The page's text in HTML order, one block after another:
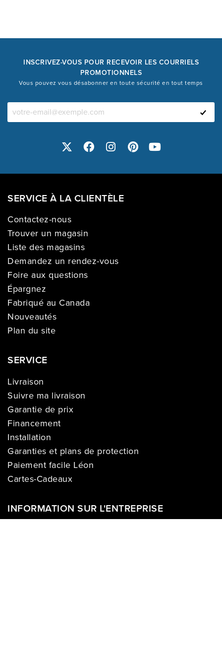
INSCRIVEZ-VOUS POUR RECEVOIR LES COURRIELS
PROMOTIONNELS
Vous pouvez vous désabonner en toute sécurité en tout temps
SERVICE À LA CLIENTÈLE
Contactez-nous
Trouver un magasin
Liste des magasins
Demandez un rendez-vous
Foire aux questions
Épargnez
Fabriqué au Canada
Nouveautés
Plan du site
SERVICE
Livraison
Suivre ma livraison
Garantie de prix
Financement
Installation
Garanties et plans de protection
Paiement facile Léon
Cartes-Cadeaux
INFORMATION SUR L'ENTREPRISE